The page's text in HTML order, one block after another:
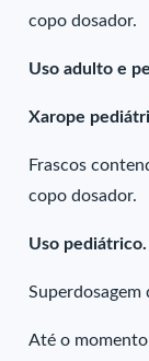
copo dosador.
Uso adulto e
Xarope
Frascos
copo dosador.
Uso pediátrico.
Até o